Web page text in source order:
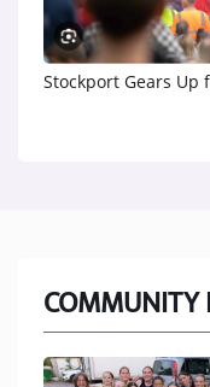
Stockport Gears Up
COMMUNITY